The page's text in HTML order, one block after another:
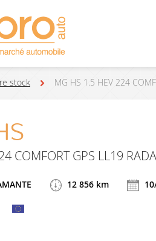
stock MG HS 1.5 HEV 224
COMFORT GPS LL19
12 856 km